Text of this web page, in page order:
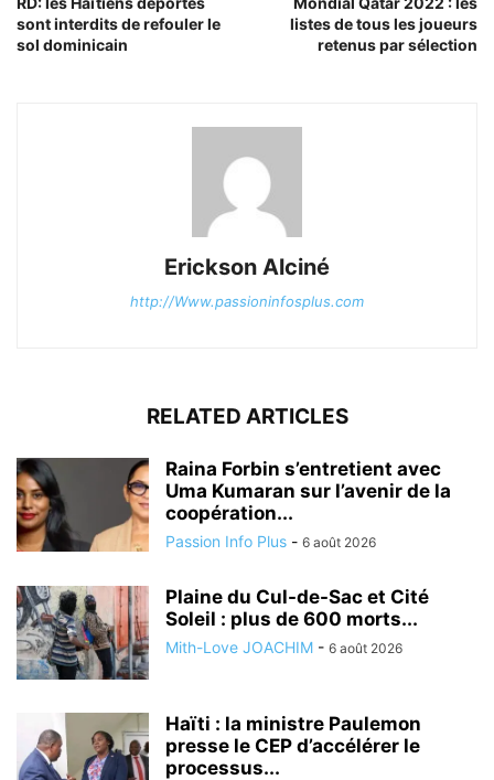
sont interdits de refouler le
sol dominicain
listes de tous les joueurs
retenus par sélection
Erickson Alciné
http://Www.passioninfosplus.com
RELATED ARTICLES
Raina Forbin s’entretient avec
Uma Kumaran sur l’avenir de la
coopération...
Passion Info Plus - 6 août 2026
Plaine du Cul-de-Sac et Cité
Soleil : plus de 600 morts...
Mith-Love JOACHIM - 6 août 2026
Haïti : la ministre Paulemon
presse le CEP d’accélérer le
processus...